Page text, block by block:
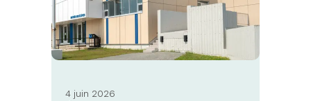
4 juin 2026